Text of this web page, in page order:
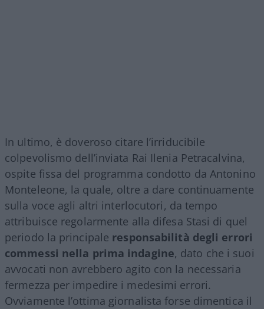
In ultimo, è doveroso citare l’irriducibile
colpevolismo dell’inviata Rai Ilenia Petracalvina,
ospite fissa del programma condotto da Antonino
Monteleone, la quale, oltre a dare continuamente
sulla voce agli altri interlocutori, da tempo
attribuisce regolarmente alla difesa Stasi di quel
periodo la principale responsabilità degli errori
commessi nella prima indagine, dato che i suoi
avvocati non avrebbero agito con la necessaria
fermezza per impedire i medesimi errori.
Ovviamente l’ottima giornalista forse dimentica il